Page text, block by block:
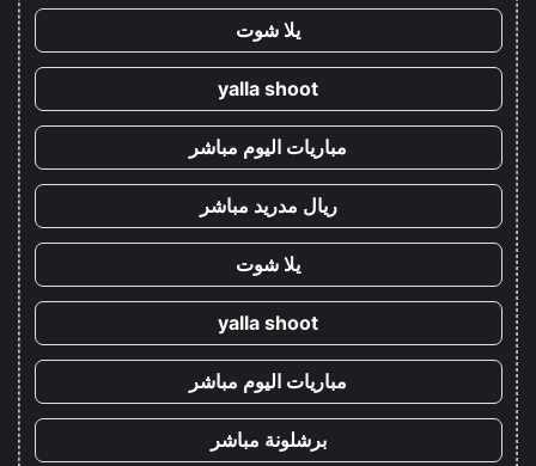
يلا شوت
yalla shoot
مباريات اليوم مباشر
ريال مدريد مباشر
يلا شوت
yalla shoot
مباريات اليوم مباشر
برشلونة مباشر